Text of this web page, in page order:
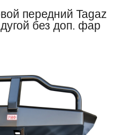
передний Tagaz
без доп. фар